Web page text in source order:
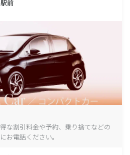
前
な割引料金や予約、乗り捨てなどの
お電話ください。